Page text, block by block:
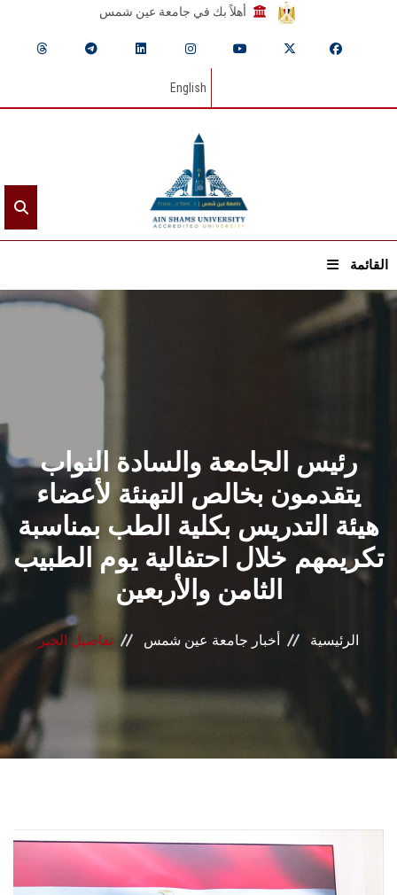
أهلاً بك في جامعة عين شمس
English
القائمة
الشئون الأكاديمية
البحث العلمي
الرعاية الصحية
المراكز والوحدات
الأنظمة الذكية
الإعلام
تواصل معنا
هيئة التدريس
رئيس الجامعة والسادة النواب
يتقدمون بخالص التهنئة لأعضاء
هيئة التدريس بكلية الطب بمناسبة
تكريمهم خلال احتفالية يوم الطبيب
الثامن والأربعين
الرئيسية أخبار جامعة عين شمس تفاصيل الخبر